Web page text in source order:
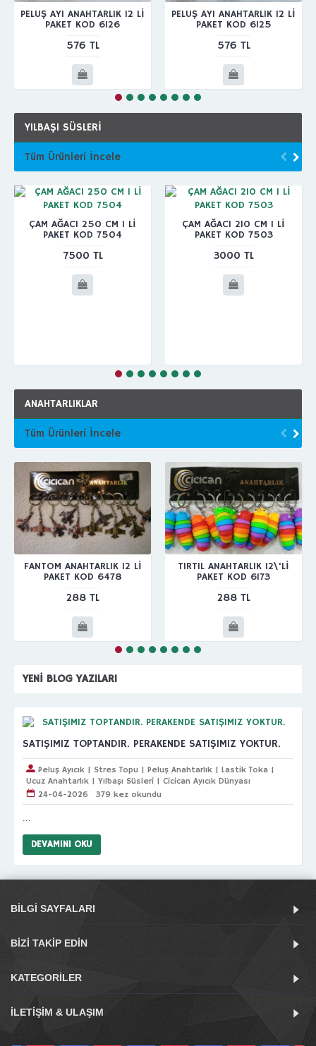
PELUŞ AYI ANAHTARLIK 12 Lİ
PAKET KOD 6126
576 TL
PELUŞ AYI ANAHTARLIK 12 Lİ
PAKET KOD 6125
576 TL
YILBAŞI SÜSLERİ
Tüm Ürünleri İncele
ÇAM AĞACI 250 CM 1 Lİ
PAKET KOD 7504
7500 TL
ÇAM AĞACI 210 CM 1 Lİ
PAKET KOD 7503
3000 TL
ANAHTARLIKLAR
Tüm Ürünleri İncele
FANTOM ANAHTARLIK 12 Lİ
PAKET KOD 6478
288 TL
TIRTIL ANAHTARLIK 12\'Lİ
PAKET KOD 6173
288 TL
YENI BLOG YAZILARI
SATIŞIMIZ TOPTANDIR. PERAKENDE SATIŞIMIZ YOKTUR.
Peluş Ayıcık | Stres Topu | Peluş Anahtarlık | Lastik Toka |
Ucuz Anahtarlık | Yılbaşı Süsleri | Cicican Ayıcık Dünyası
24-04-2026
379 kez okundu
...
DEVAMINI OKU
BILGI SAYFALARI
BIZI TAKIP EDIN
KATEGORILER
İLETIŞIM & ULAŞIM